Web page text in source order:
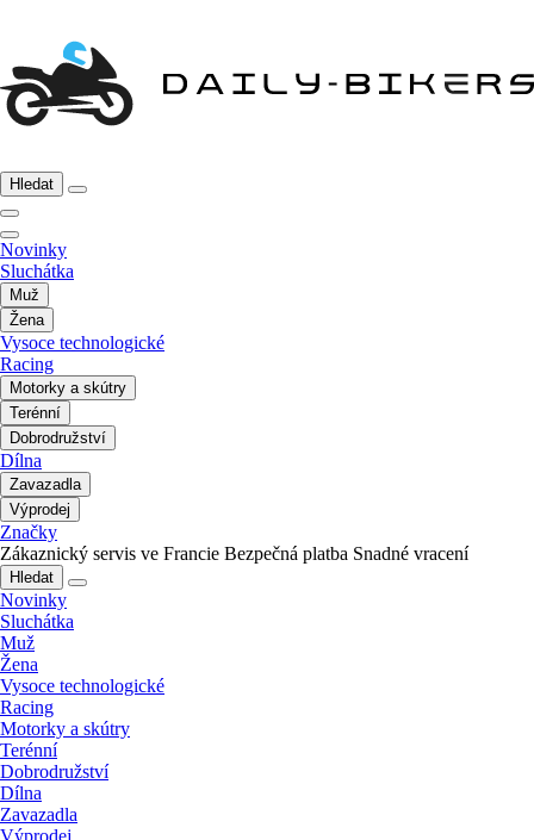
Hledat
Novinky
Sluchátka
Muž
Žena
Vysoce technologické
Racing
Motorky a skútry
Terénní
Dobrodružství
Dílna
Zavazadla
Výprodej
Značky
Zákaznický servis ve Francie Bezpečná platba Snadné vracení
Hledat
Novinky
Sluchátka
Muž
Žena
Vysoce technologické
Racing
Motorky a skútry
Terénní
Dobrodružství
Dílna
Zavazadla
Výprodej